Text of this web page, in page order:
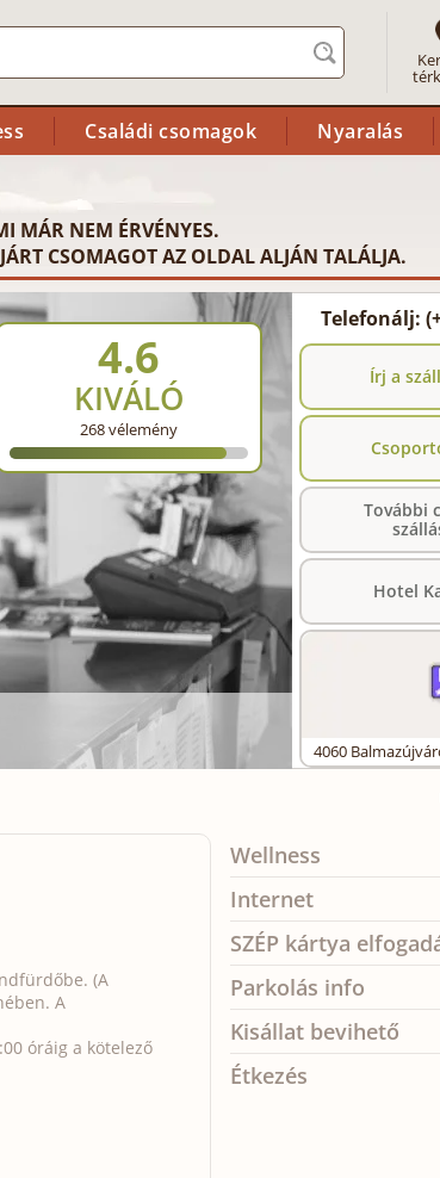
Családi csomagok Nyaralás
MÁR NEM ÉRVÉNYES.
CSOMAGOT AZ OLDAL ALJÁN TALÁLJA.
4.6
KIVÁLÓ
268vélemény
Telefonálj:
Írj a
További
Hotel
4060
(A
A
óráig a kötelező
Wellness
Internet
SZÉP kártya
Parkolás info
Kisállat bevihető
Étkezés